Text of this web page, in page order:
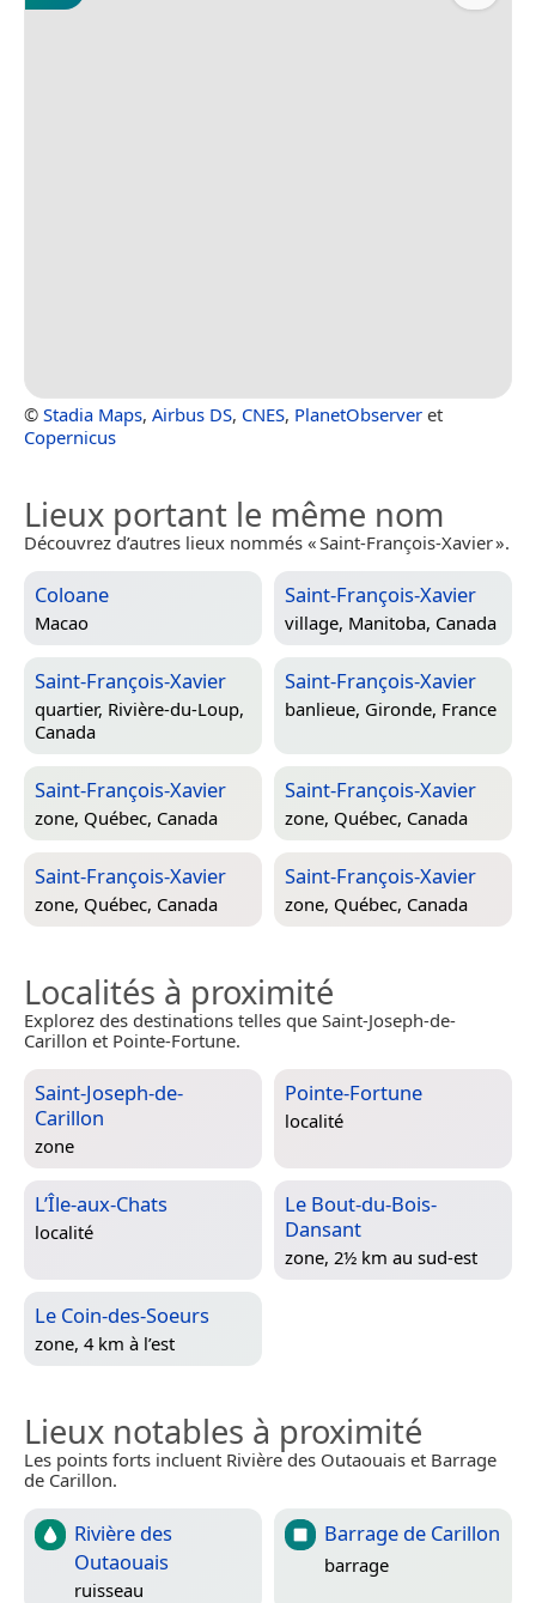
© Stadia Maps, Airbus DS, CNES, PlanetObserver et
Copernicus
Lieux portant le même nom
Découvrez d’autres lieux nommés « Saint-François-Xavier ».
Coloane
Macao
Saint-François-Xavier
village, Manitoba, Canada
Saint-François-Xavier
quartier, Rivière-du-Loup,
Canada
Saint-François-Xavier
banlieue, Gironde, France
Saint-François-Xavier
zone, Québec, Canada
Saint-François-Xavier
zone, Québec, Canada
Saint-François-Xavier
zone, Québec, Canada
Saint-François-Xavier
zone, Québec, Canada
Localités à proximité
Explorez des destinations telles que Saint-Joseph-de-
Carillon et Pointe-Fortune.
Saint-Joseph-de-
Carillon
zone
Pointe-Fortune
localité
L’Île-aux-Chats
localité
Le Bout-du-Bois-
Dansant
zone, 2½ km au sud-est
Le Coin-des-Soeurs
zone, 4 km à l’est
Lieux notables à proximité
Les points forts incluent Rivière des Outaouais et Barrage
de Carillon.
Rivière des
Outaouais
ruisseau
Barrage de Carillon
barrage